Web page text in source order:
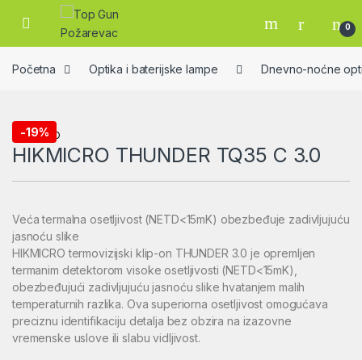
Skip to navigation
Skip to content
Open 0
Početna Optika i baterijske lampe Dnevno-noćne
-19%
HIKMICRO
HIKMICRO THUNDER TQ35 C 3.0
Veća termalna osetljivost (NETD<15mK) obezbeđuje zadivljujuću
jasnoću slike
HIKMICRO termovizijski klip-on THUNDER 3.0 je opremljen
termanim detektorom visoke osetljivosti (NETD<15mK),
obezbeđujući zadivljujuću jasnoću slike hvatanjem malih
temperaturnih razlika. Ova superiorna osetljivost omogućava
preciznu identifikaciju detalja bez obzira na izazovne
vremenske uslove ili slabu vidljivost.